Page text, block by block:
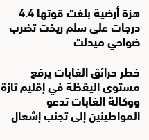
هزة أرضية بلغت قوتها 4.4
درجات على سلم ريخت تضرب
ضواحي ميدلت
خطر حرائق الغابات يرفع
مستوى اليقظة في إقليم تازة
ووكالة الغابات تدعو
المواطينين إلى تجنب إشعال